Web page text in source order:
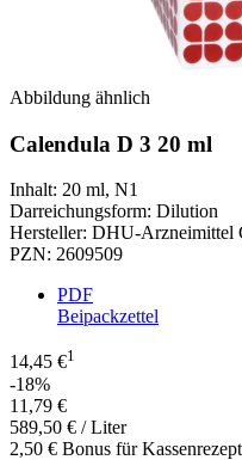
Abbildung ähnlich
Calendula D 3 20 ml
Inhalt: 20 ml, N1
Darreichungsform: Dilution
Hersteller: DHU-Arzneimittel
PZN: 2609509
PDF
Beipackzettel
14,45 €1
-18%
11,79 €
589,50 € / Liter
2,50 € Bonus für